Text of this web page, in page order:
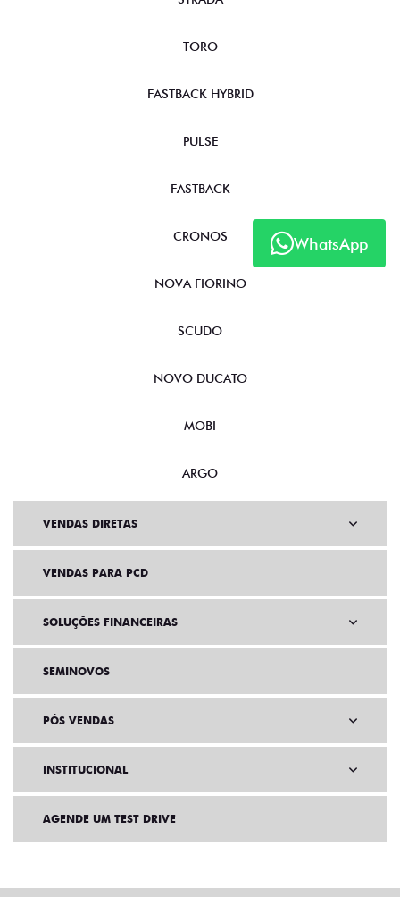
WhatsApp
TORO
FASTBACK HYBRID
PULSE
FASTBACK
CRONOS
NOVA FIORINO
SCUDO
NOVO DUCATO
MOBI
ARGO
VENDAS DIRETAS
VENDAS PARA PCD
SOLUÇÕES FINANCEIRAS
SEMINOVOS
PÓS VENDAS
INSTITUCIONAL
AGENDE UM TEST DRIVE